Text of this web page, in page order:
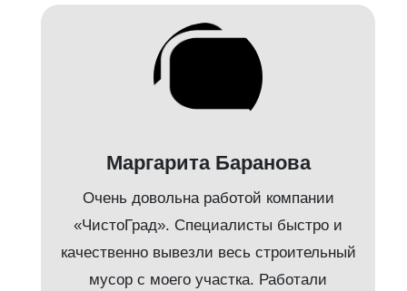
Маргарита Баранова
Очень довольна работой компании
«ЧистоГрад». Специалисты быстро и
качественно вывезли весь строительный
мусор с моего участка. Работали